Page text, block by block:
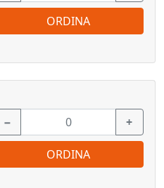
ORDINA
− +
ORDINA